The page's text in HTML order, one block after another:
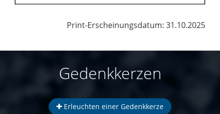
Print-Erscheinungsdatum: 31.10.2025
Gedenkkerzen
Erleuchten einer Gedenkkerze